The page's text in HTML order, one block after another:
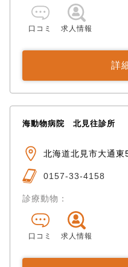
口コミ 求人情報
詳
海動物病院 北見往診所
北海道北見市大通
0157-33-4158
診療動物：
口コミ 求人情報